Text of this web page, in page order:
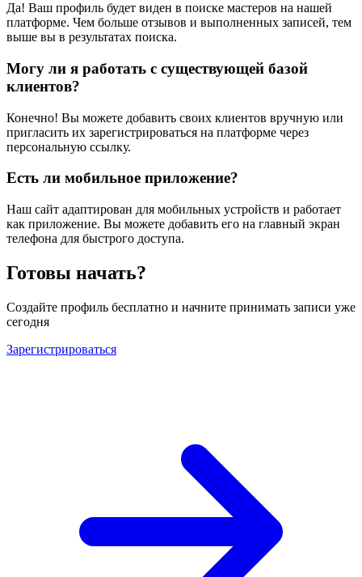
Да! Ваш профиль будет виден в поиске мастеров на нашей
платформе. Чем больше отзывов и выполненных записей, тем
выше вы в результатах поиска.
Могу ли я работать с существующей базой
клиентов?
Конечно! Вы можете добавить своих клиентов вручную или
пригласить их зарегистрироваться на платформе через
персональную ссылку.
Есть ли мобильное приложение?
Наш сайт адаптирован для мобильных устройств и работает
как приложение. Вы можете добавить его на главный экран
телефона для быстрого доступа.
Готовы начать?
Создайте профиль бесплатно и начните принимать записи уже
сегодня
Зарегистрироваться